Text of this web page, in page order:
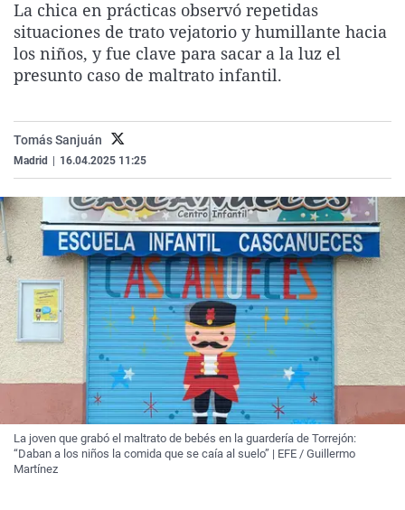
La rosa de los vientos
Gente viajera
Como el perro y el
Caso
Retornados
Equipo de
Extremadura
Galicia
La Rioja
Virales
Televisión
Elecciones
La chica en prácticas observó repetidas
situaciones de trato vejatorio y humillante hacia
los niños, y fue clave para sacar a la luz el
presunto caso de maltrato infantil.
Tomás Sanjuán
Madrid 16.04.2025 11:25
La joven que grabó el maltrato de bebés en la guardería de Torrejón:
“Daban a los niños la comida que se caía al suelo” | EFE / Guillermo
Martínez